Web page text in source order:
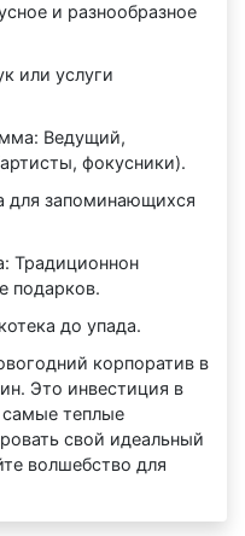
и разнообразное
или услуги
Ведущий,
фокусники).
для запоминающихся
Традиционнон
подарков.
до упада.
корпоратив в
Это инвестиция в
теплые
свой идеальный
волшебство для